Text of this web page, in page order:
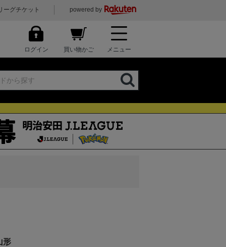
ーグチケット powered by
ログイン 買い物かご メニュー
形